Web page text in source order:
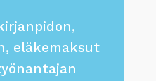
eläkemaksut